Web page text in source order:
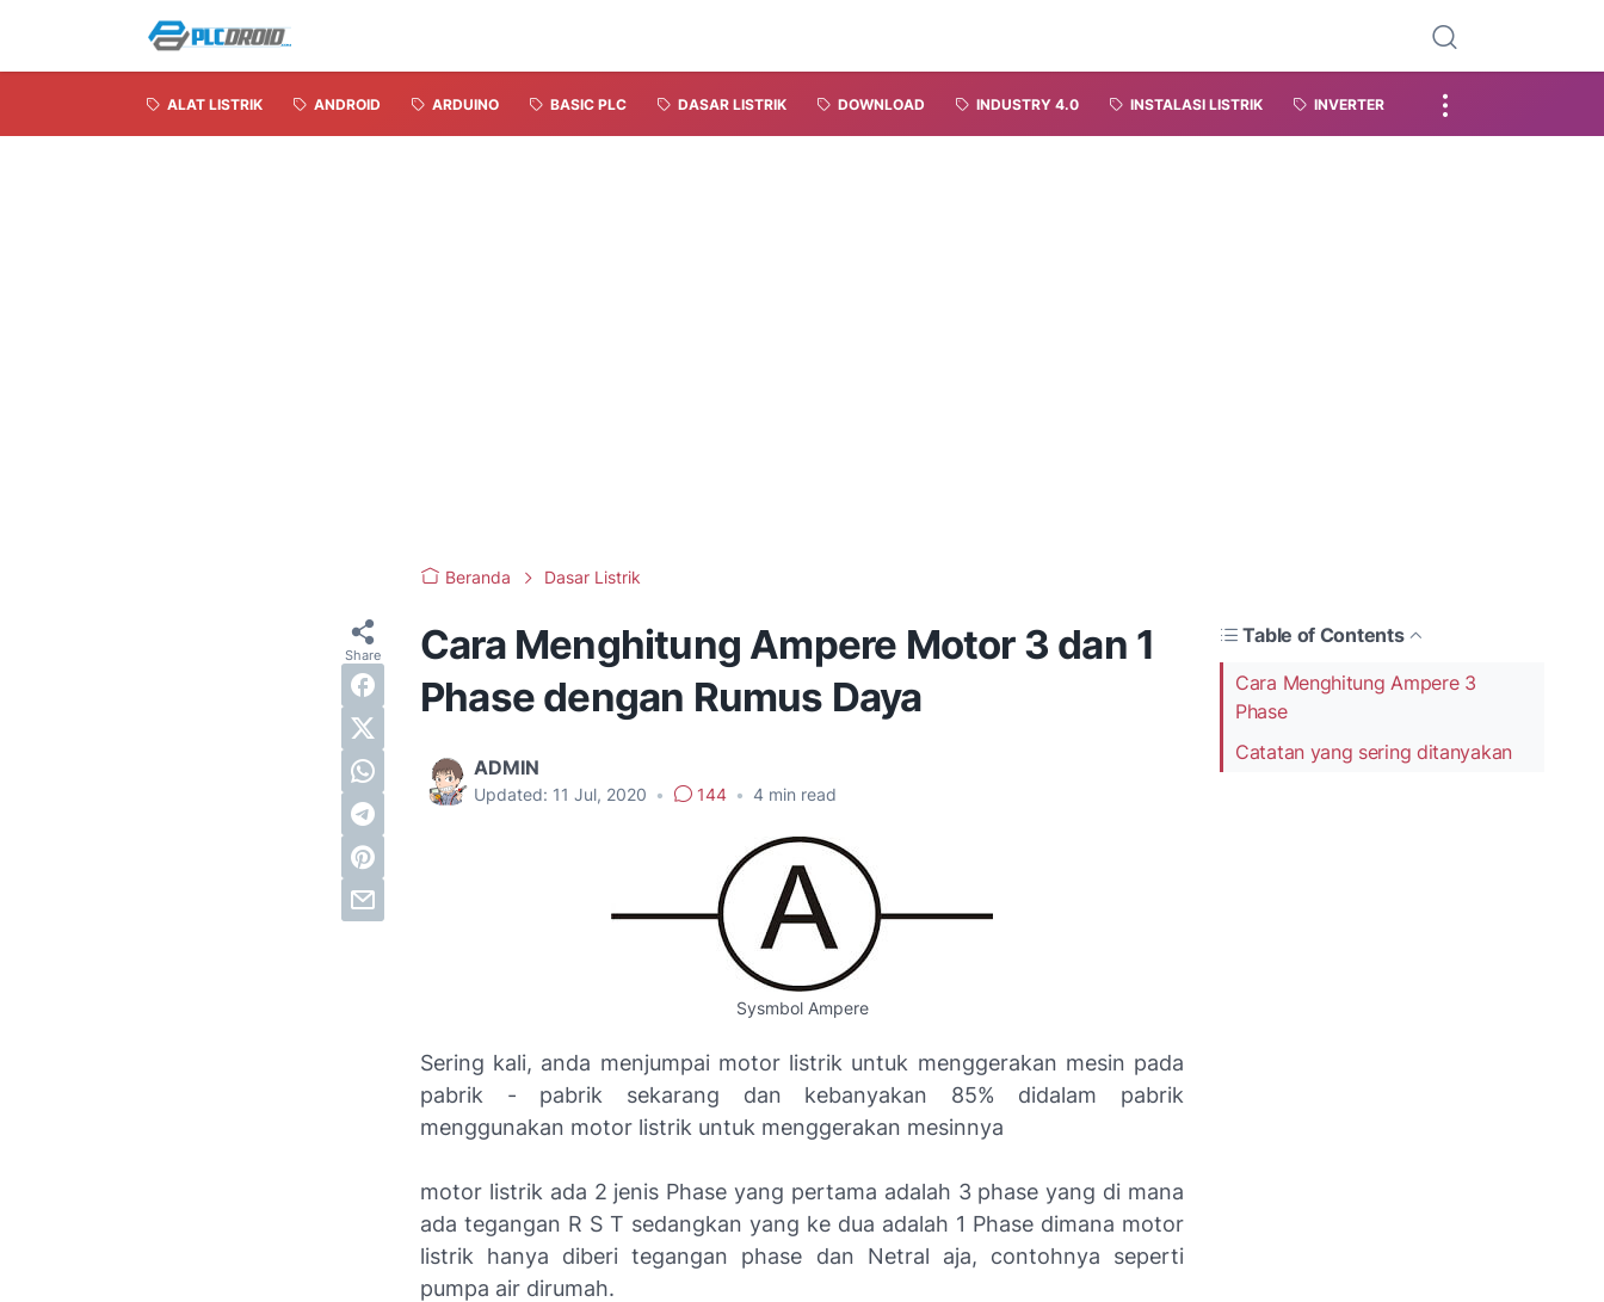
ALAT LISTRIK ANDROID ARDUINO BASIC PLC DASAR LISTRIK DOWNLOAD INDUSTRY 4.0 INSTALASI LISTRIK INVERTER
Beranda Dasar Listrik
Cara Menghitung Ampere Motor 3 dan 1
Phase dengan Rumus Daya
ADMIN
Updated: 11 Jul, 2020 • 144 • 4 min read
Table of Contents
Cara Menghitung Ampere 3
Phase
Catatan yang sering ditanyakan
Sysmbol Ampere
Sering kali, anda menjumpai motor listrik untuk menggerakan mesin pada
pabrik - pabrik sekarang dan kebanyakan 85% didalam pabrik
menggunakan motor listrik untuk menggerakan mesinnya
motor listrik ada 2 jenis Phase yang pertama adalah 3 phase yang di mana
ada tegangan R S T sedangkan yang ke dua adalah 1 Phase dimana motor
listrik hanya diberi tegangan phase dan Netral aja, contohnya seperti
pumpa air dirumah.